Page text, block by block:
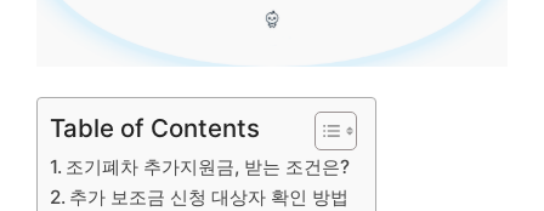
Table of Contents
조기폐차 추가지원금, 받는 조건은?
추가 보조금 신청 대상자 확인 방법